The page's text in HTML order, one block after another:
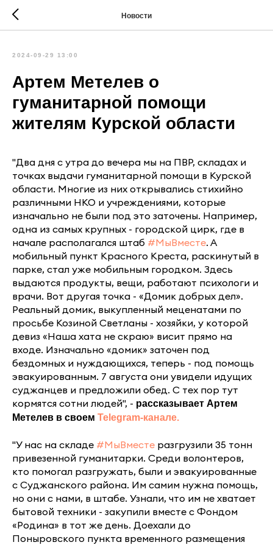
Новости
2024-09-29 13:00
Артем Метелев о
гуманитарной помощи
жителям Курской области
"Два дня с утра до вечера мы на ПВР, складах и
точках выдачи гуманитарной помощи в Курской
области. Многие из них открывались стихийно
различными НКО и учреждениями, которые
изначально не были под это заточены. Например,
одна из самых крупных - городской цирк, где в
начале располагался штаб #МыВместе. А
мобильный пункт Красного Креста, раскинутый в
парке, стал уже мобильным городком. Здесь
выдаются продукты, вещи, работают психологи и
врачи. Вот другая точка - «Домик добрых дел».
Реальный домик, выкупленный меценатами по
просьбе Козиной Светланы - хозяйки, у которой
девиз «Наша хата не скраю» висит прямо на
входе. Изначально «домик» заточен под
бездомных и нуждающихся, теперь - под помощь
эвакуированным. 7 августа они увидели идущих
суджанцев и предложили обед. С тех пор тут
кормятся сотни людей", - рассказывает Артем
Метелев в своем Telegram-канале.
"У нас на складе #МыВместе разгрузили 35 тонн
привезенной гуманитарки. Среди волонтеров,
кто помогал разгружать, были и эвакуированные
с Суджанского района. Им самим нужна помощь,
но они с нами, в штабе. Узнали, что им не хватает
бытовой техники - закупили вместе с Фондом
«Родина» в тот же день. Доехали до
Поныровского пункта временного размещения